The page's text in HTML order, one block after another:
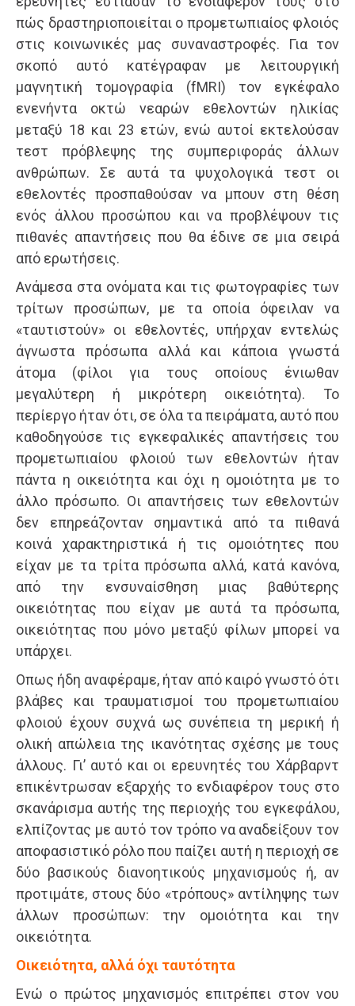
πώς δραστηριοποιείται ο προμετωπιαίος φλοιός
στις κοινωνικές μας συναναστροφές. Για τον
σκοπό αυτό κατέγραφαν με λειτουργική
μαγνητική τομογραφία (fMRI) τον εγκέφαλο
ενενήντα οκτώ νεαρών εθελοντών ηλικίας
μεταξύ 18 και 23 ετών, ενώ αυτοί εκτελούσαν
τεστ πρόβλεψης της συμπεριφοράς άλλων
ανθρώπων. Σε αυτά τα ψυχολογικά τεστ οι
εθελοντές προσπαθούσαν να μπουν στη θέση
ενός άλλου προσώπου και να προβλέψουν τις
πιθανές απαντήσεις που θα έδινε σε μια σειρά
από ερωτήσεις.
Ανάμεσα στα ονόματα και τις φωτογραφίες των
τρίτων προσώπων, με τα οποία όφειλαν να
«ταυτιστούν» οι εθελοντές, υπήρχαν εντελώς
άγνωστα πρόσωπα αλλά και κάποια γνωστά
άτομα (φίλοι για τους οποίους ένιωθαν
μεγαλύτερη ή μικρότερη οικειότητα). Το
περίεργο ήταν ότι, σε όλα τα πειράματα, αυτό που
καθοδηγούσε τις εγκεφαλικές απαντήσεις του
προμετωπιαίου φλοιού των εθελοντών ήταν
πάντα η οικειότητα και όχι η ομοιότητα με το
άλλο πρόσωπο. Οι απαντήσεις των εθελοντών
δεν επηρεάζονταν σημαντικά από τα πιθανά
κοινά χαρακτηριστικά ή τις ομοιότητες που
είχαν με τα τρίτα πρόσωπα αλλά, κατά κανόνα,
από την ενσυναίσθηση μιας βαθύτερης
οικειότητας που είχαν με αυτά τα πρόσωπα,
οικειότητας που μόνο μεταξύ φίλων μπορεί να
υπάρχει.
Οπως ήδη αναφέραμε, ήταν από καιρό γνωστό ότι
βλάβες και τραυματισμοί του προμετωπιαίου
φλοιού έχουν συχνά ως συνέπεια τη μερική ή
ολική απώλεια της ικανότητας σχέσης με τους
άλλους. Γι’ αυτό και οι ερευνητές του Χάρβαρντ
επικέντρωσαν εξαρχής το ενδιαφέρον τους στο
σκανάρισμα αυτής της περιοχής του εγκεφάλου,
ελπίζοντας με αυτό τον τρόπο να αναδείξουν τον
αποφασιστικό ρόλο που παίζει αυτή η περιοχή σε
δύο βασικούς διανοητικούς μηχανισμούς ή, αν
προτιμάτε, στους δύο «τρόπους» αντίληψης των
άλλων προσώπων: την ομοιότητα και την
οικειότητα.
Οικειότητα, αλλά όχι ταυτότητα
Ενώ ο πρώτος μηχανισμός επιτρέπει στον νου